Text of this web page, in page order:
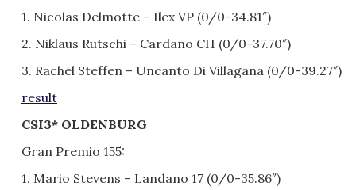
1. Nicolas Delmotte – Ilex VP (0/0-34.81″)
2. Niklaus Rutschi – Cardano CH (0/0-37.70″)
3. Rachel Steffen – Uncanto Di Villagana (0/0-39.27″)
result
CSI3* OLDENBURG
Gran Premio 155:
1. Mario Stevens – Landano 17 (0/0-35.86″)